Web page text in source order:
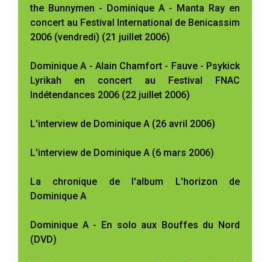
the Bunnymen - Dominique A - Manta Ray en
concert au Festival International de Benicassim
2006 (vendredi) (21 juillet 2006)
Dominique A - Alain Chamfort - Fauve - Psykick
Lyrikah en concert au Festival FNAC
Indétendances 2006 (22 juillet 2006)
L'interview de Dominique A (26 avril 2006)
L'interview de Dominique A (6 mars 2006)
La chronique de l'album L'horizon de
Dominique A
Dominique A - En solo aux Bouffes du Nord
(DVD)